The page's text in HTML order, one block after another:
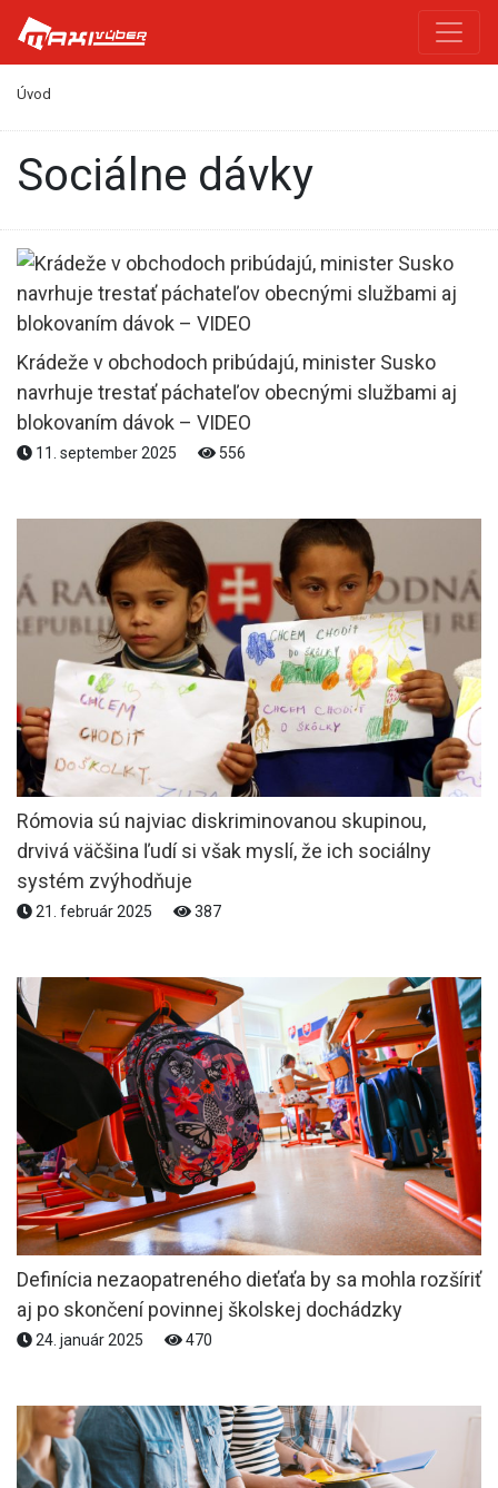
Úvod
sociálne dávky
Krádeže v obchodoch pribúdajú, minister Susko
navrhuje trestať páchateľov obecnými službami aj
blokovaním dávok – VIDEO
11. september 2025 556
Rómovia sú najviac diskriminovanou skupinou,
drvivá väčšina ľudí si však myslí, že ich sociálny
systém zvýhodňuje
21. február 2025 387
Definícia nezaopatreného dieťaťa by sa mohla rozšíriť
aj po skončení povinnej školskej dochádzky
24. január 2025 470